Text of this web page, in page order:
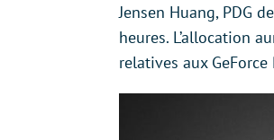
Jensen Huang, PDG
heures. L’allocation
relatives aux GeForce